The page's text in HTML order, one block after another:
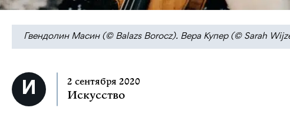
Гвендолин Масин (© Balazs Borocz). Вера Купер (© Sarah
2 сентября 2020
Искусство